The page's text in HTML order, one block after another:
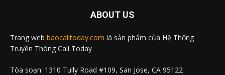
ABOUT US
Trang web baocalitoday.com là sản phẩm của Hệ Thống
Truyền Thông Cali Today
Tòa soạn: 1310 Tully Road #109, San Jose, CA 95122